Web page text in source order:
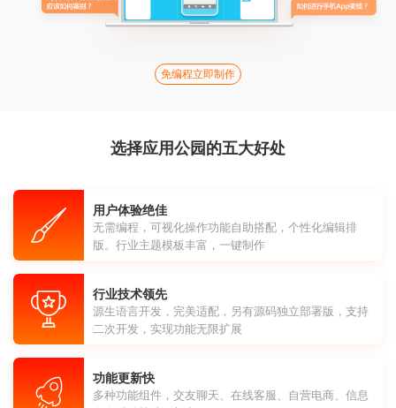
免编程立即制作
选择应用公园的五大好处
用户体验绝佳
无需编程，可视化操作功能自助搭配，个性化编辑排
版。行业主题模板丰富，一键制作
行业技术领先
源生语言开发，完美适配，另有源码独立部署版，支持
二次开发，实现功能无限扩展
功能更新快
多种功能组件，交友聊天、在线客服、自营电商、信息